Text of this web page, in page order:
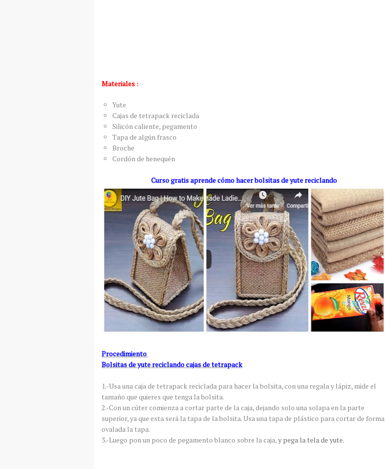
Materiales :
Yute
Cajas de tetrapack reciclada
Silicón caliente, pegamento
Tapa de algún frasco
Broche
Cordón de henequén
Curso gratis aprende cómo hacer bolsitas de yute reciclando
Procedimiento
Bolsitas de yute reciclando cajas de tetrapack
1.-Usa una caja de tetrapack reciclada para hacer la bolsita, con una regala y lápiz, mide el
tamaño que quieres que tenga la bolsita.
2.-Con un cúter comienza a cortar parte de la caja, dejando solo una solapa en la parte
superior, ya que esta será la tapa de la bolsita. Usa una tapa de plástico para cortar de forma
ovalada la tapa.
3.-Luego pon un poco de pegamento blanco sobre la caja,y pega la tela de yute.